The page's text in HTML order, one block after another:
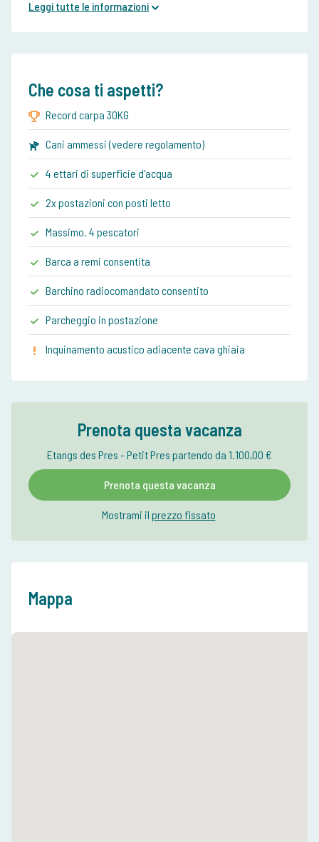
Leggi tutte le informazioni
Che cosa ti aspetti?
Record carpa 30KG
Cani ammessi (vedere regolamento)
4 ettari di superficie d'acqua
2x postazioni con posti letto
Massimo. 4 pescatori
Barca a remi consentita
Barchino radiocomandato consentito
Parcheggio in postazione
Inquinamento acustico adiacente cava ghiaia
Prenota questa vacanza
Etangs des Pres - Petit Pres partendo da 1.100,00 €
Prenota questa vacanza
Mostrami il prezzo fissato
Mappa